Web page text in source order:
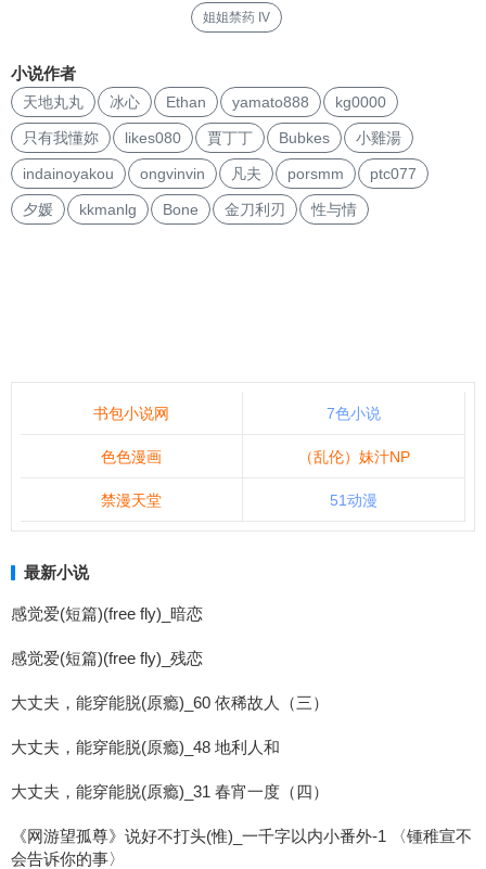
姐姐禁药 IV
小说作者
天地丸丸 冰心 Ethan yamato888 kg0000
只有我懂妳 likes080 賈丁丁 Bubkes 小雞湯
indainoyakou ongvinvin 凡夫 porsmm ptc077
夕媛 kkmanlg Bone 金刀利刃 性与情
书包小说网 7色小说
色色漫画 （乱伦）妹汁NP
禁漫天堂 51动漫
最新小说
感觉爱(短篇)(free fly)_暗恋
感觉爱(短篇)(free fly)_残恋
大丈夫，能穿能脱(原瘾)_60 依稀故人（三）
大丈夫，能穿能脱(原瘾)_48 地利人和
大丈夫，能穿能脱(原瘾)_31 春宵一度（四）
《网游望孤尊》说好不打头(惟)_一千字以内小番外-1 〈锺稚宣不
会告诉你的事〉